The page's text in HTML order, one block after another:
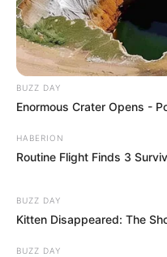
BUZZ DAY
Enormous Crater Opens -
HABERION
Routine Flight Finds 3
BUZZ DAY
Kitten Disappeared: The
BUZZ DAY